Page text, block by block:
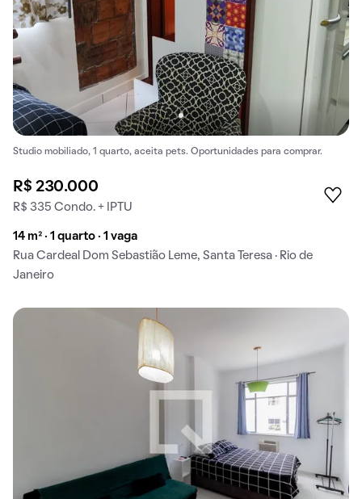
Studio mobiliado, 1 quarto, aceita pets. Oportunidades para comprar.
R$ 230.000
R$ 335 Condo. + IPTU
14 m² · 1 quarto · 1 vaga
Rua Cardeal Dom Sebastião Leme, Santa Teresa · Rio de
Janeiro